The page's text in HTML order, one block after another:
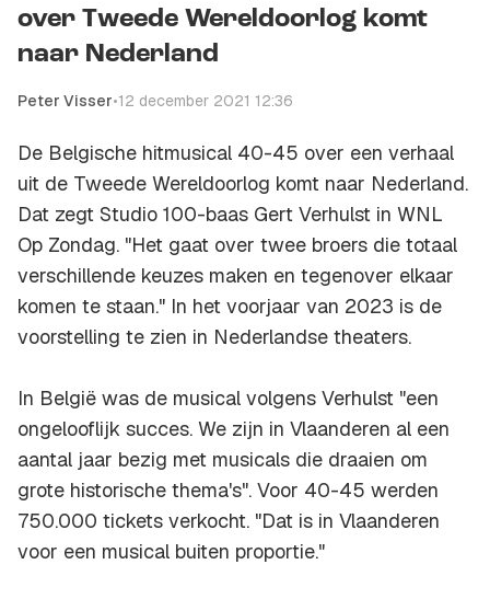
over Tweede Wereldoorlog komt
naar Nederland
Peter Visser•12 december 2021 12:36
De Belgische hitmusical 40-45 over een verhaal
uit de Tweede Wereldoorlog komt naar Nederland.
Dat zegt Studio 100-baas Gert Verhulst in WNL
Op Zondag. "Het gaat over twee broers die totaal
verschillende keuzes maken en tegenover elkaar
komen te staan." In het voorjaar van 2023 is de
voorstelling te zien in Nederlandse theaters.
In België was de musical volgens Verhulst "een
ongelooflijk succes. We zijn in Vlaanderen al een
aantal jaar bezig met musicals die draaien om
grote historische thema's". Voor 40-45 werden
750.000 tickets verkocht. "Dat is in Vlaanderen
voor een musical buiten proportie."